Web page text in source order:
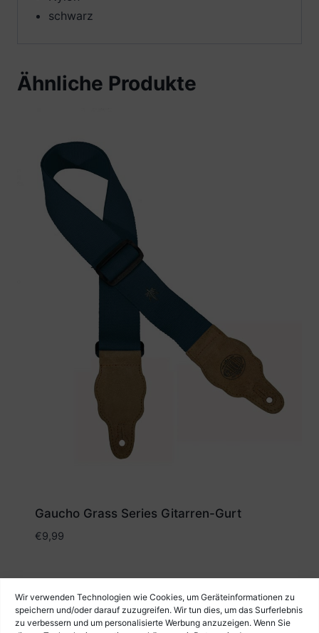
Wir verwenden Technologien wie Cookies, um Geräteinformationen zu
speichern und/oder darauf zuzugreifen. Wir tun dies, um das Surferlebnis
zu verbessern und um personalisierte Werbung anzuzeigen. Wenn Sie
schwarz
Ähnliche Produkte
Gaucho Grass Series Gitarren-Gurt
€9,99